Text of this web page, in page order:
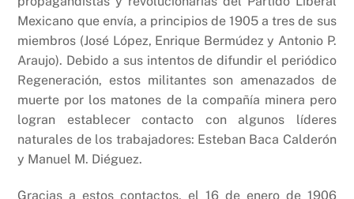
Mexicano que envía, a principios de 1905 a tres de sus
miembros (José López, Enrique Bermúdez y Antonio P.
Araujo). Debido a sus intentos de difundir el periódico
Regeneración, estos militantes son amenazados de
muerte por los matones de la compañía minera pero
logran establecer contacto con algunos líderes
naturales de los trabajadores: Esteban Baca Calderón
y Manuel M. Diéguez.
Gracias a estos contactos, el 16 de enero de 1906